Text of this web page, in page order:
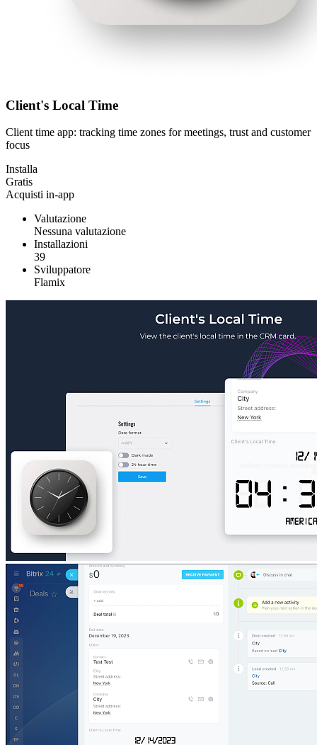
Client's Local Time
Client time app: tracking time zones for meetings, trust and customer
focus
Installa
Gratis
Acquisti in-app
Valutazione
Nessuna valutazione
Installazioni
39
Sviluppatore
Flamix